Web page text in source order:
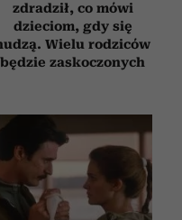
zdradził, co mówi
dzieciom, gdy się
Wielu rodziców
będzie zaskoczonych